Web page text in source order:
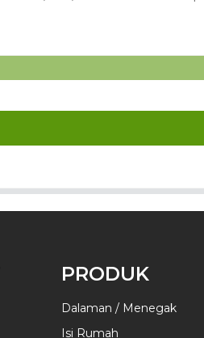
PRODUK
Dalaman / Menegak
Isi Rumah